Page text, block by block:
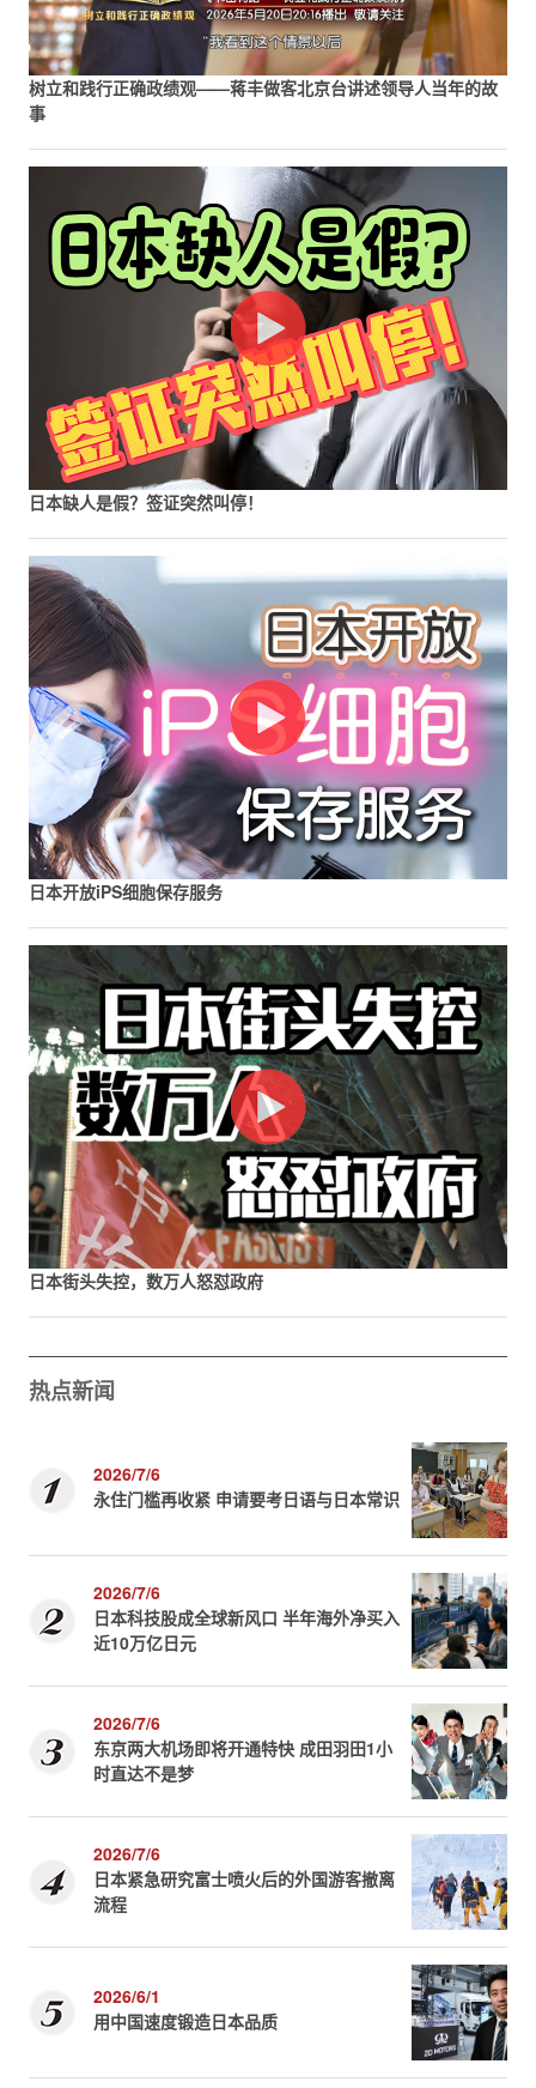
树立和践行正确政绩观——蒋丰做客北京台讲述领导人当年的故
事
日本缺人是假？签证突然叫停！
日本开放iPS细胞保存服务
日本街头失控，数万人怒怼政府
热点新闻
2026/7/6
永住门槛再收紧 申请要考日语与日本常识
2026/7/6
日本科技股成全球新风口 半年海外净买入
近10万亿日元
2026/7/6
东京两大机场即将开通特快 成田羽田1小
时直达不是梦
2026/7/6
日本紧急研究富士喷火后的外国游客撤离
流程
2026/6/1
用中国速度锻造日本品质